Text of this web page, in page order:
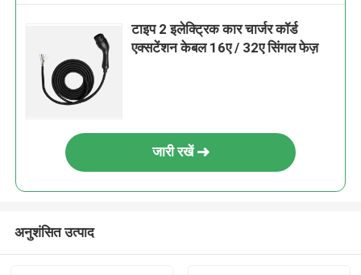
टाइप 2 इलेक्ट्रिक कार चार्जर कॉर्ड
एक्सटेंशन केबल 16ए / 32ए सिंगल फेज़
जारी रखें
अनुशंसित उत्पाद